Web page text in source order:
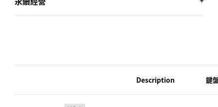
安心部署 Logitech 商務鍵盤滑鼠組合。通過 Works
Logitech 致力於創造永續經營發展的世界我們積極努力
減少環境足跡，並加快社會變革的步伐。
Description 鍵